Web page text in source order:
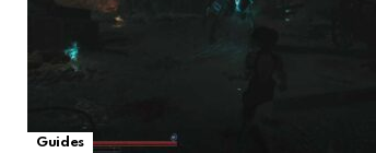
Guides